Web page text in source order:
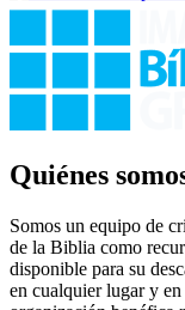
Quiénes
Somos un equipo de
de la Biblia como
disponible para su
en cualquier lugar y